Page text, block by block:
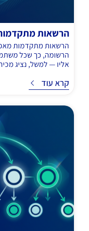
הרשאות
הרשאות מתקדמות
הרשומה, כך שכל
אליו — למשל, נציג
קרא עוד